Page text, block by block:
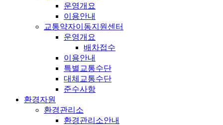
운영개요
이용안내
교통약자이동지원센터
운영개요
배차접수
이용안내
특별교통수단
대체교통수단
준수사항
환경자원
환경관리소
환경관리소안내